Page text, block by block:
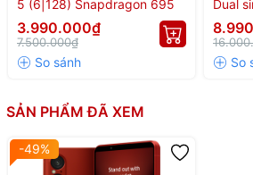
5 (6|128) Snapdragon 695
3.990.000₫
7.500.000₫
Dual
SẢN PHẨM ĐÃ XEM
-49%